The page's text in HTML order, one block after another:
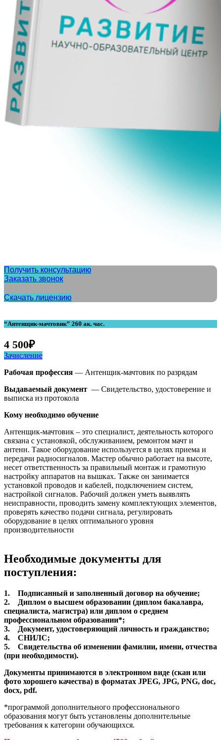
Получить консультацию
Заказать звонок
Скачать лицензию
“Антенщик-мачтовик” 260 ак. час.
4 500₽
Зачисление
Рабочая профессия — Антенщик-мачтовик по разрядам
Выдаваемый документ — Свидетельство, удостоверение и
выписка из протокола
Кому необходимо обучение
Антенщик-мачтовик – это специалист, деятельность которого
связана с установкой, обслуживанием, ремонтом мачт и
антенн. Такое оборудование используется в целях приема и
передачи радиосигналов. Мастер обычно работает на высоте,
несет ответственность за правильный монтаж и грамотную
настройку аппаратов на вышках. Также он занимается
установкой проводов и кабелей, подключением систем,
настройкой сигналов. Рабочий должен уметь выявлять
неисправности, проводить замену комплектующих элементов,
проверять качество подачи сигнала, регулировать
оборудование в целях оптимального уровня
производительности
Необходимые документы для
поступления:
1. Подписанный и заполненный договор на обучение;
2. Диплом о высшем образовании (диплом бакалавра,
специалиста, магистра) или диплом о среднем
профессиональном образовании*;
3. Документ, удостоверяющий личность и гражданство;
4. СНИЛС;
5. Свидетельства об изменении фамилии, имени, отчества
(при необходимости).
Документы принимаются в электронном виде (скан или
фото хорошего качества) в форматах JPEG, JPG, PNG, doc,
docx, pdf.
*программой дополнительного профессионального
образования могут быть установлены дополнительные
требования к категории обучающихся.